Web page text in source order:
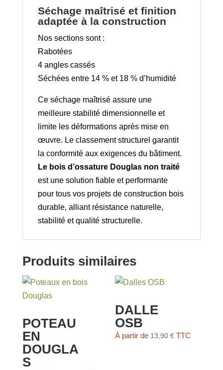
Séchage maîtrisé et finition
adaptée à la construction
Nos sections sont :
Rabotées
4 angles cassés
Séchées entre 14 % et 18 % d’humidité
Ce séchage maîtrisé assure une
meilleure stabilité dimensionnelle et
limite les déformations après mise en
œuvre. Le classement structurel garantit
la conformité aux exigences du bâtiment.
Le bois d’ossature Douglas non traité
est une solution fiable et performante
pour tous vos projets de construction bois
durable, alliant résistance naturelle,
stabilité et qualité structurelle.
Produits similaires
POTEAU
EN
DOUGLA
S
DALLE
OSB
À partir de 13,90€ TTC